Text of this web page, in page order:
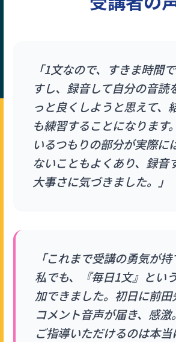
「1文なので、すきま時間
すし、録音して自分の音読
っと良くしようと思えて、
も練習することになります
いるつもりの部分が実際に
ないこともよくあり、録音
大事さに気づきました。」
「これまで受講の勇気が
私でも、『毎日1文』とい
加できました。初日に前
コメント音声が届き、感
ご指導いただけるのは本